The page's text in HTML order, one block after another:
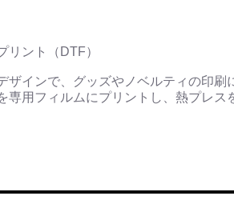
リント（DTF）
ザインで、グッズやノベルティの印刷
専用フィルムにプリントし、熱プレス